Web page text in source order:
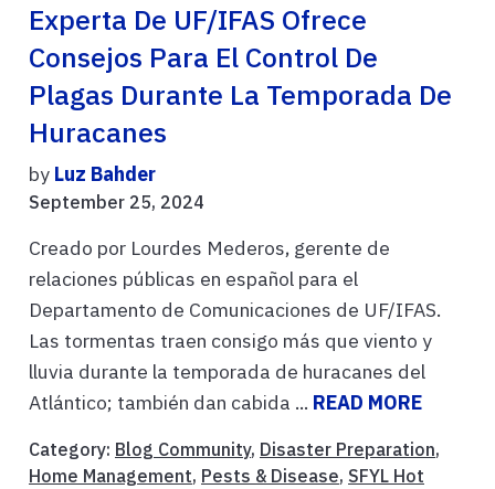
Experta De UF/IFAS Ofrece
Consejos Para El Control De
Plagas Durante La Temporada De
Huracanes
by Luz Bahder
September 25, 2024
Creado por Lourdes Mederos, gerente de
relaciones públicas en español para el
Departamento de Comunicaciones de UF/IFAS.
Las tormentas traen consigo más que viento y
lluvia durante la temporada de huracanes del
Atlántico; también dan cabida ... READ MORE
Category: Blog Community, Disaster Preparation,
Home Management, Pests & Disease, SFYL Hot